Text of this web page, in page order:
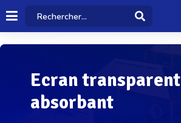
Ecran transparent
absorbant